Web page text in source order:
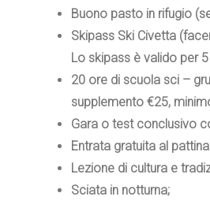
Buono pasto in rifugio
Skipass Ski Civetta
Lo skipass è valido per
20 ore di scuola sci –
supplemento €25,
Gara o test conclusivo
Entrata gratuita al
Lezione di cultura e
Sciata in notturna;